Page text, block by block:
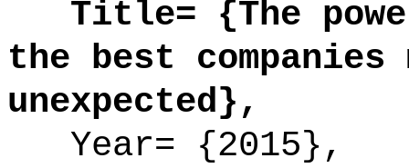
Title= {The
the best companies
unexpected},
Year= {2015},